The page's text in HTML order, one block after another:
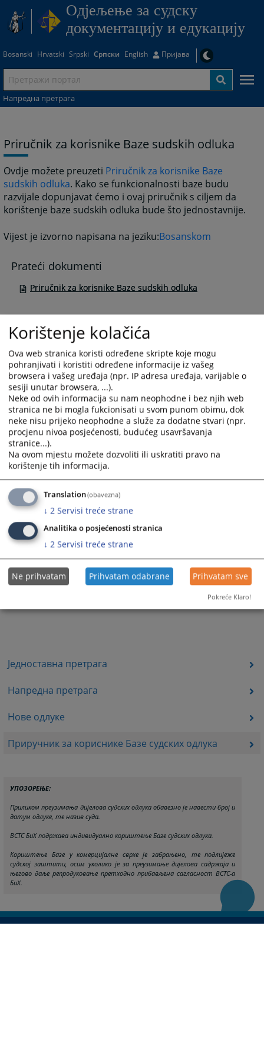
Одjељење за судску
документацију и едукацију
Bosanski Hrvatski Srpski Српски English Пријава
Напредна претрага
Једноставна претрага
Напредна претрага
Нове одлуке
Приручник за кориснике Базе судских одлука
УПОЗОРЕЊЕ:
Приликом преузимања дијелова судских одлука обавезно је навести број и
датум одлуке, те назив суда.
ВСТС БиХ подржава индивидуално кориштење Базе судских одлука.
Кориштење Базе у комерцијалне сврхе је забрањено, те подлијеже
судској заштити, осим уколико је за преузимање дијелова садржаја и
његово даље репродуковање претходно прибављена сагласност ВСТС-а
БиХ.
Priručnik za korisnike Baze sudskih odluka
Ovdje možete preuzeti Priručnik za korisnike Baze
sudskih odluka. Kako se funkcionalnosti baze budu
razvijale dopunjavat ćemo i ovaj priručnik s ciljem da
korištenje baze sudskih odluka bude što jednostavnije.
Vijest je izvorno napisana na jeziku:Bosanskom
Prateći dokumenti
Priručnik za korisnike Baze sudskih odluka
Korištenje kolačića
Ova web stranica koristi određene skripte koje mogu
pohranjivati i koristiti određene informacije iz vašeg
browsera i vašeg uređaja (npr. IP adresa uređaja, varijable o
sesiji unutar browsera, ...).
Neke od ovih informacija su nam neophodne i bez njih web
stranica ne bi mogla fukcionisati u svom punom obimu, dok
neke nisu prijeko neophodne a služe za dodatne stvari (npr.
procjenu nivoa posjećenosti, budućeg usavršavanja
stranice...).
Na ovom mjestu možete dozvoliti ili uskratiti pravo na
korištenje tih informacija.
Translation(obavezna)
↓ 2 Servisi treće strane
Analitika o posjećenosti stranica
↓ 2 Servisi treće strane
Ne prihvatam Prihvatam odabrane Prihvatam sve
Pokreće Klaro!